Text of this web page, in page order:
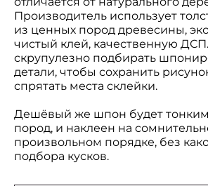
Производитель использует
из ценных пород древесины,
чистый клей, качественную
скрупулезно подбирать
детали, чтобы сохранить
спрятать места склейки.
Дешёвый же шпон будет
пород, и наклеен на
произвольном порядке, без
подбора кусков.